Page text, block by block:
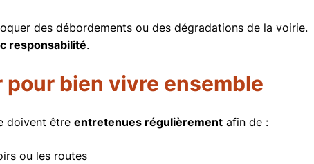
des débordements ou des dégradations de la voirie.
responsabilité.
pour bien vivre ensemble
doivent être entretenues régulièrement afin de :
ou les routes